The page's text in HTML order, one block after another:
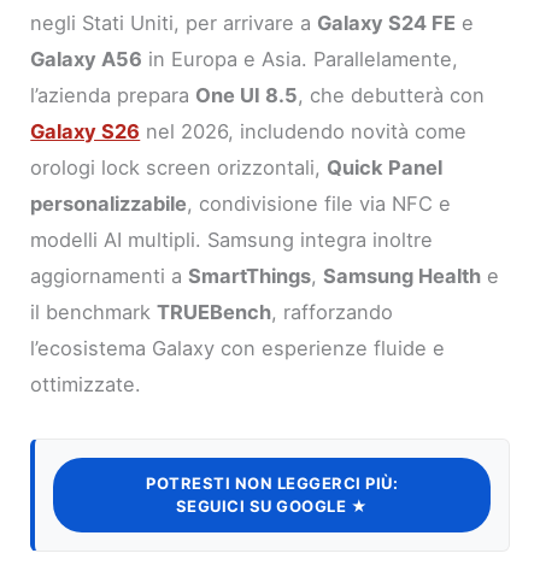
negli Stati Uniti, per arrivare a Galaxy S24 FE e
Galaxy A56 in Europa e Asia. Parallelamente,
l’azienda prepara One UI 8.5, che debutterà con
Galaxy S26 nel 2026, includendo novità come
orologi lock screen orizzontali, Quick Panel
personalizzabile, condivisione file via NFC e
modelli AI multipli. Samsung integra inoltre
aggiornamenti aSmartThings,Samsung Health e
il benchmarkTRUEBench, rafforzando
l’ecosistema Galaxy con esperienze fluide e
ottimizzate.
POTRESTI NON LEGGERCI PIÙ:
SEGUICI SU GOOGLE ★